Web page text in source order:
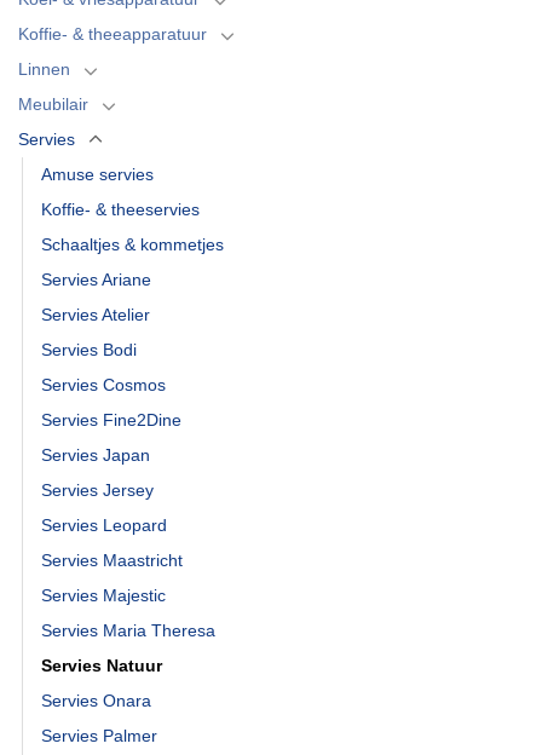
Koffie- & theeapparatuur
Linnen
Meubilair
Servies
Amuse servies
Koffie- & theeservies
Schaaltjes & kommetjes
Servies Ariane
Servies Atelier
Servies Bodi
Servies Cosmos
Servies Fine2Dine
Servies Japan
Servies Jersey
Servies Leopard
Servies Maastricht
Servies Majestic
Servies Maria Theresa
Servies Natuur
Servies Onara
Servies Palmer